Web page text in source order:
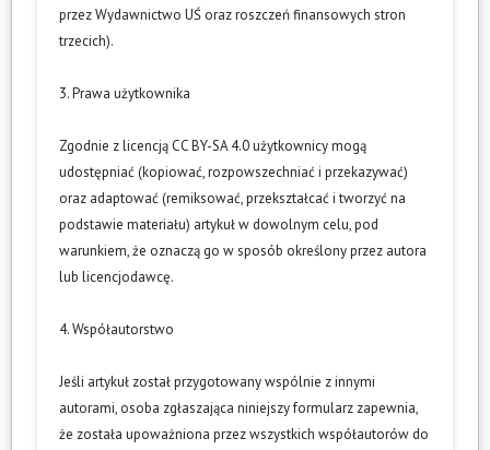
przez Wydawnictwo UŚ oraz roszczeń finansowych stron
trzecich).
3. Prawa użytkownika
Zgodnie z licencją CC BY-SA 4.0 użytkownicy mogą
udostępniać (kopiować, rozpowszechniać i przekazywać)
oraz adaptować (remiksować, przekształcać i tworzyć na
podstawie materiału) artykuł w dowolnym celu, pod
warunkiem, że oznaczą go w sposób określony przez autora
lub licencjodawcę.
4. Współautorstwo
Jeśli artykuł został przygotowany wspólnie z innymi
autorami, osoba zgłaszająca niniejszy formularz zapewnia,
że została upoważniona przez wszystkich współautorów do